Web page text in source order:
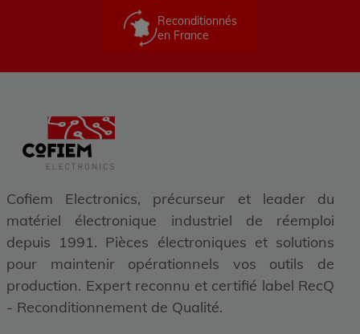
Reconditionnés
en France
Cofiem Electronics, précurseur et leader du
matériel électronique industriel de réemploi
depuis 1991. Pièces électroniques et solutions
pour maintenir opérationnels vos outils de
production. Expert reconnu et certifié label RecQ
- Reconditionnement de Qualité.